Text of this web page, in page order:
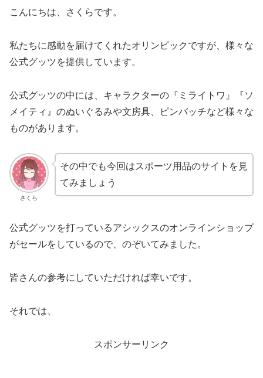
こんにちは、さくらです。
私たちに感動を届けてくれたオリンピックですが、様々な
公式グッツを提供しています。
公式グッツの中には、キャラクターの『ミライトワ』『ソ
メイティ』のぬいぐるみや文房具、ピンバッチなど様々な
ものがあります。
さくら
その中でも今回はスポーツ用品のサイトを見
てみましょう
公式グッツを打っているアシックスのオンラインショップ
がセールをしているので、のぞいてみました。
皆さんの参考にしていただければ幸いです。
それでは、
スポンサーリンク